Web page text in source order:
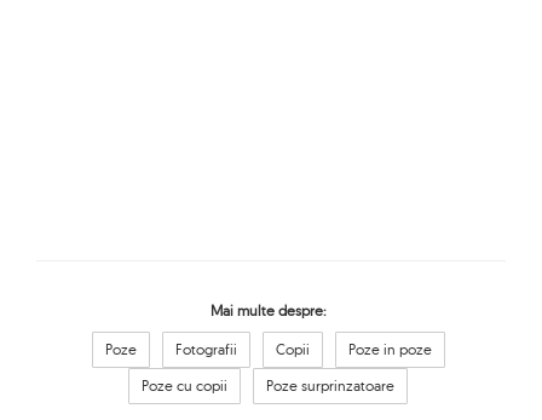
Mai multe despre:
Poze Fotografii Copii
Poze in poze
Poze cu copii
Poze surprinzatoare